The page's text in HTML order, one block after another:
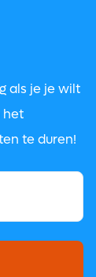
als je je wilt
het
te duren!